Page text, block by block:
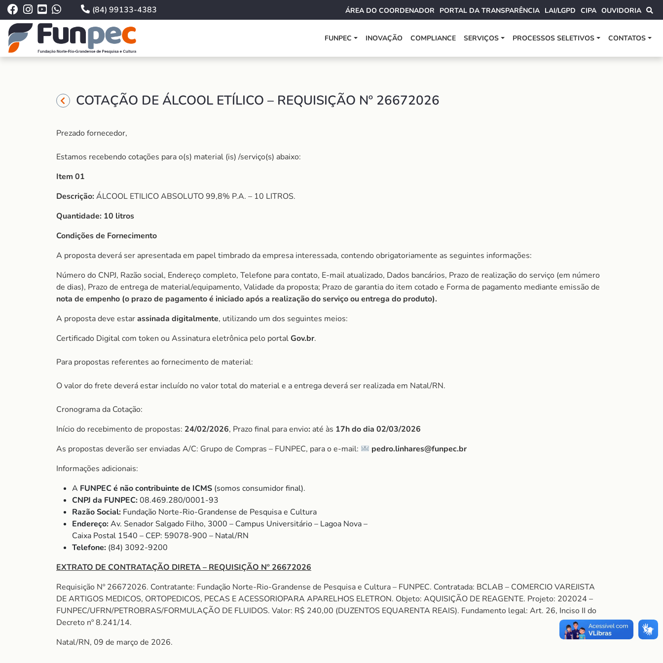
(84) 99133-4383 ÁREA DO COORDENADOR PORTAL DA TRANSPARÊNCIA LAI/LGPD CIPA OUVIDORIA
FUNPEC INOVAÇÃO COMPLIANCE SERVIÇOS PROCESSOS SELETIVOS CONTATOS
COTAÇÃO DE ÁLCOOL ETÍLICO – REQUISIÇÃO Nº 26672026
Prezado fornecedor,
Estamos recebendo cotações para o(s) material (is) /serviço(s) abaixo:
Item 01
Descrição:ÁLCOOL ETILICO ABSOLUTO 99,8% P.A. – 10 LITROS.
Quantidade: 10 litros
Condições de Fornecimento
A proposta deverá ser apresentada em papel timbrado da empresa interessada, contendo obrigatoriamente as seguintes informações:
Número do CNPJ, Razão social, Endereço completo, Telefone para contato, E-mail atualizado, Dados bancários, Prazo de realização do serviço (em número
de dias), Prazo de entrega de material/equipamento, Validade da proposta; Prazo de garantia do item cotado e Forma de pagamento mediante emissão de
nota de empenho (o prazo de pagamento é iniciado após a realização do serviço ou entrega do produto).
A proposta deve estarassinada digitalmente, utilizando um dos seguintes meios:
Certificado Digital com token ou Assinatura eletrônica pelo portalGov.br.
Para propostas referentes ao fornecimento de material:
O valor do frete deverá estar incluído no valor total do material e a entrega deverá ser realizada em Natal/RN.
Cronograma da Cotação:
Início do recebimento de propostas: 24/02/2026, Prazo final para envio: até às 17h do dia 02/03/2026
As propostas deverão ser enviadas A/C: Grupo de Compras – FUNPEC, para o e-mail:
pedro.linhares@funpec.br
Informações adicionais:
A FUNPEC é não contribuinte de ICMS (somos consumidor final).
CNPJ da FUNPEC:08.469.280/0001-93
Razão Social: Fundação Norte-Rio-Grandense de Pesquisa e Cultura
Endereço:Av. Senador Salgado Filho, 3000 – Campus Universitário – Lagoa Nova –
Caixa Postal 1540 – CEP: 59078-900 – Natal/RN
Telefone: (84) 3092-9200
EXTRATO DE CONTRATAÇÃO DIRETA – REQUISIÇÃO Nº 26672026
Requisição Nº 26672026. Contratante: Fundação Norte-Rio-Grandense de Pesquisa e Cultura – FUNPEC. Contratada: BCLAB – COMERCIO VAREJISTA
DE ARTIGOS MEDICOS, ORTOPEDICOS, PECAS E ACESSORIOPARA APARELHOS ELETRON. Objeto: AQUISIÇÃO DE REAGENTE. Projeto: 202024 –
FUNPEC/UFRN/PETROBRAS/FORMULAÇÃO DE FLUIDOS. Valor: R$ 240,00 (DUZENTOS EQUARENTA REAIS). Fundamento legal: Art. 26, Inciso II do
Decreto nº 8.241/14.
Natal/RN, 09 de março de 2026.